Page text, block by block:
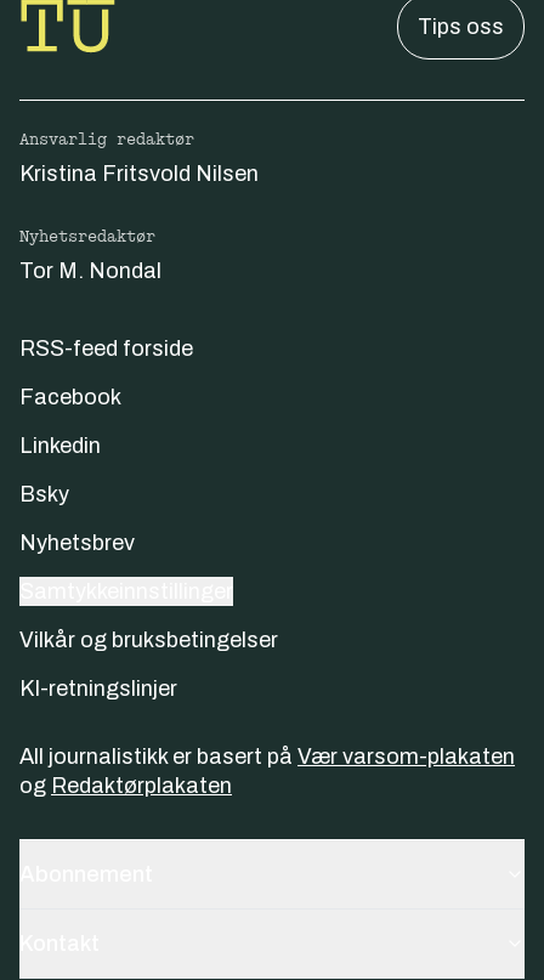
Tips oss
Ansvarlig redaktør
Kristina Fritsvold Nilsen
Nyhetsredaktør
Tor M. Nondal
RSS-feed forside
Facebook
Linkedin
Bsky
Nyhetsbrev
Vilkår og bruksbetingelser
KI-retningslinjer
All journalistikk er basert på Vær varsom-plakaten
og Redaktørplakaten